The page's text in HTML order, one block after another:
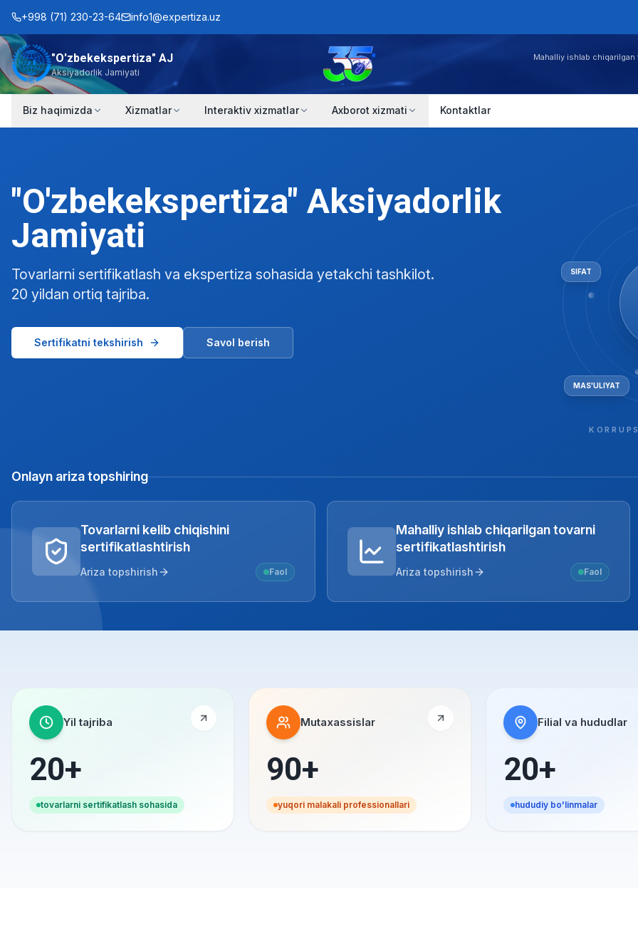
+998 (71) 230-23-64 info1@expertiza.uz
"O'zbekekspertiza" AJ
Aksiyadorlik Jamiyati
Mahalliy ishlab
Biz haqimizda Xizmatlar Interaktiv xizmatlar Axborot xizmati Kontaktlar
"O'zbekekspertiza" Aksiyadorlik
Jamiyati
Tovarlarni sertifikatlash va ekspertiza sohasida yetakchi tashkilot.
20 yildan ortiq tajriba.
Sertifikatni tekshirish Savol berish
MAS'ULIYAT
SIFAT
Onlayn ariza topshiring
Tovarlarni kelib chiqishini
sertifikatlashtirish
Ariza topshirish Faol
Mahalliy ishlab chiqarilgan tovarni
sertifikatlashtirish
Ariza topshirish Faol
Yil tajriba
20+
tovarlarni sertifikatlash sohasida
Mutaxassislar
90+
yuqori malakali professionallari
Filial va hududlar
20+
hududiy bo'linmalar